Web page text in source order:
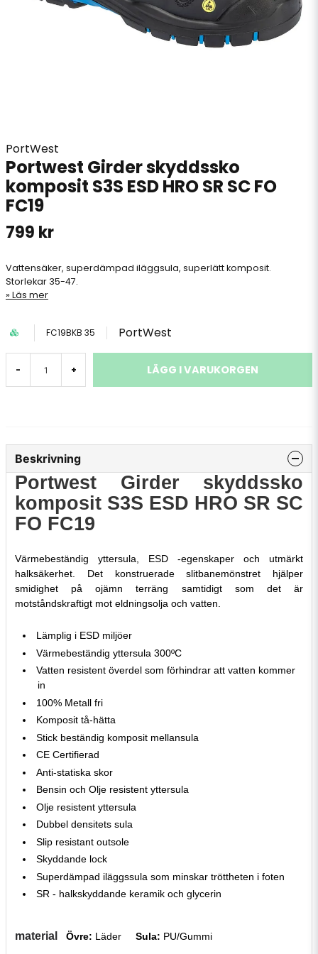
PortWest
Portwest Girder skyddssko
komposit S3S ESD HRO SR SC FO
FC19
799 kr
Vattensäker, superdämpad iläggsula, superlätt komposit.
Storlekar 35-47.
Läs mer
FC19BKB 35 PortWest
- + LÄGG I VARUKORGEN
Beskrivning
Portwest Girder skyddssko
komposit S3S ESD HRO SR SC
FO FC19
Värmebeständig yttersula, ESD -egenskaper och utmärkt
halksäkerhet. Det konstruerade slitbanemönstret hjälper
smidighet på ojämn terräng samtidigt som det är
motståndskraftigt mot eldningsolja och vatten.
Lämplig i ESD miljöer
Värmebeständig yttersula 300ºC
Vatten resistent överdel som förhindrar att vatten kommer
in
100% Metall fri
Komposit tå-hätta
Stick beständig komposit mellansula
CE Certifierad
Anti-statiska skor
Bensin och Olje resistent yttersula
Olje resistent yttersula
Dubbel densitets sula
Slip resistant outsole
Skyddande lock
Superdämpad iläggssula som minskar tröttheten i foten
SR - halkskyddande keramik och glycerin
material Övre: Läder Sula: PU/Gummi